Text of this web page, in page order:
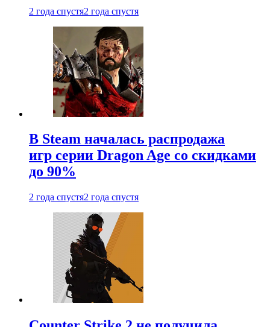
2 года спустя2 года спустя
В Steam началась распродажа
игр серии Dragon Age со скидками
до 90%
2 года спустя2 года спустя